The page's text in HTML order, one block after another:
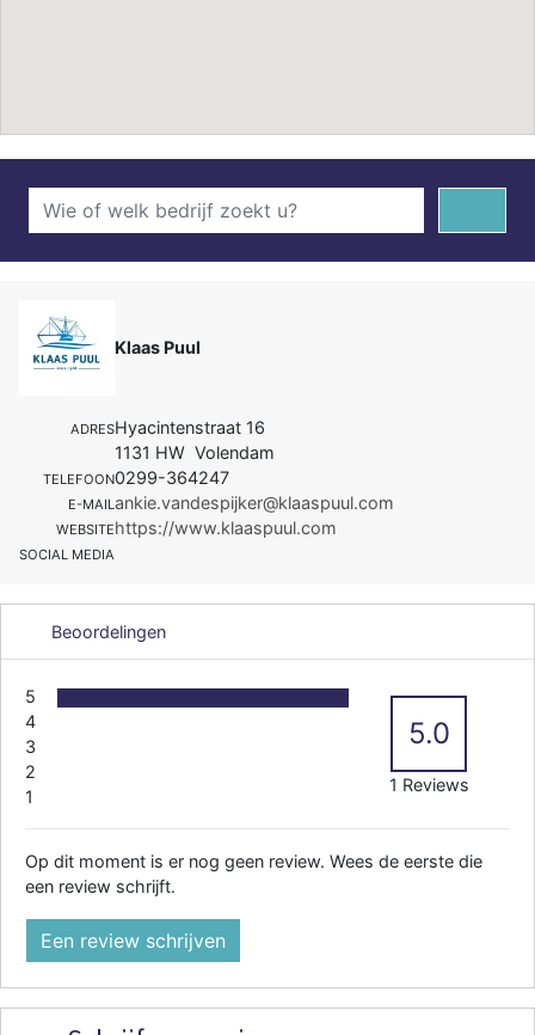
Klaas Puul
ADRESHyacintenstraat 16
1131 HW Volendam
TELEFOON0299-364247
E-MAILankie.vandespijker@klaaspuul.com
WEBSITEhttps://www.klaaspuul.com
SOCIAL MEDIA
Beoordelingen
5
4
3
2
1
5.0
1 Reviews
Op dit moment is er nog geen review. Wees de eerste die
een review schrijft.
Een review schrijven